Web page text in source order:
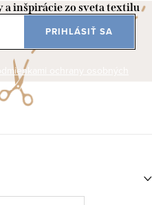
inšpirácie zo sveta textilu
ochrany osobných
PRIHLÁSIŤ SA